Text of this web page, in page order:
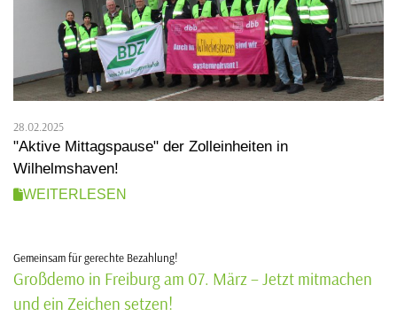
28.02.2025
"Aktive Mittagspause" der Zolleinheiten in
Wilhelmshaven!
WEITERLESEN
Gemeinsam für gerechte Bezahlung!
Großdemo in Freiburg am 07. März – Jetzt mitmachen
und ein Zeichen setzen!